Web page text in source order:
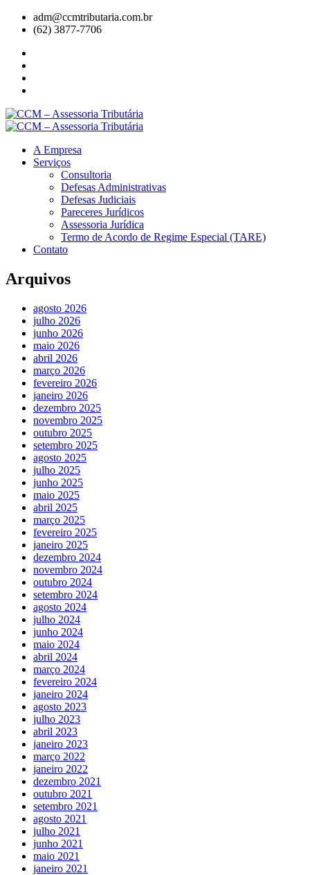
adm@ccmtributaria.com.br
(62) 3877-7706
A Empresa
Serviços
Consultoria
Defesas Administrativas
Defesas Judiciais
Pareceres Jurídicos
Assessoria Jurídica
Termo de Acordo de Regime Especial (TARE)
Contato
Arquivos
agosto 2026
julho 2026
junho 2026
maio 2026
abril 2026
março 2026
fevereiro 2026
janeiro 2026
dezembro 2025
novembro 2025
outubro 2025
setembro 2025
agosto 2025
julho 2025
junho 2025
maio 2025
abril 2025
março 2025
fevereiro 2025
janeiro 2025
dezembro 2024
novembro 2024
outubro 2024
setembro 2024
agosto 2024
julho 2024
junho 2024
maio 2024
abril 2024
março 2024
fevereiro 2024
janeiro 2024
agosto 2023
julho 2023
abril 2023
janeiro 2023
março 2022
janeiro 2022
dezembro 2021
outubro 2021
setembro 2021
agosto 2021
julho 2021
junho 2021
maio 2021
janeiro 2021